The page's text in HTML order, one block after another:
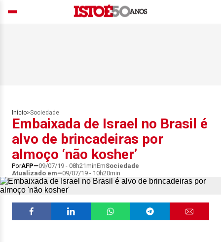
Início>Sociedade
Embaixada de Israel no Brasil é
alvo de brincadeiras por
almoço ‘não kosher’
PorAFP 09/07/19 - 08h21minEmSociedade
Atualizado em
09/07/19 - 10h20min